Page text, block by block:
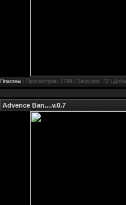
Плагины | Просмотров: 1744 | Загрузок: 72 |
Advence Ban....v.0.7